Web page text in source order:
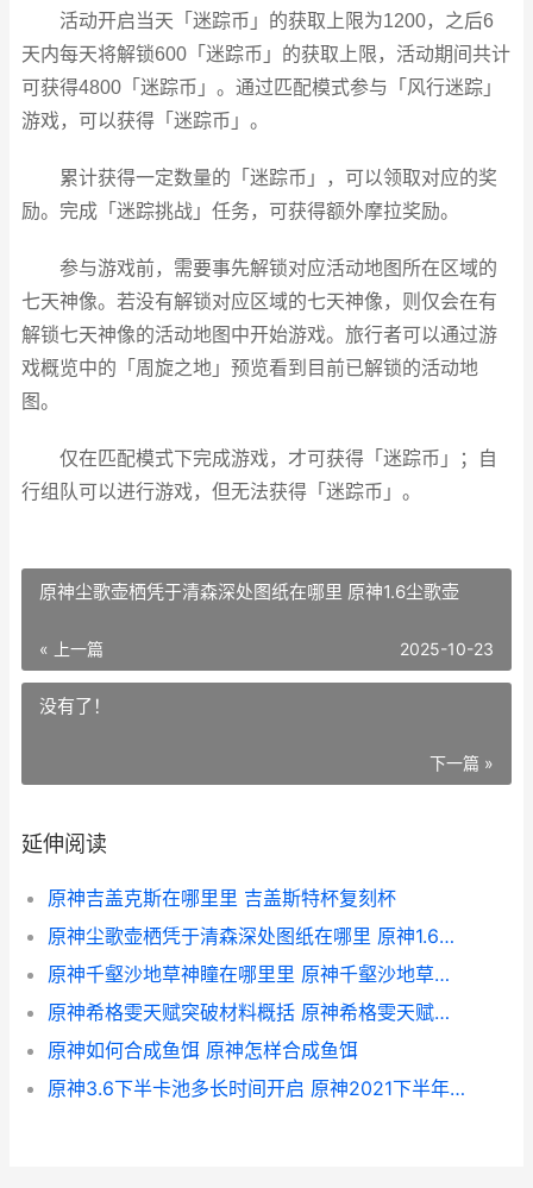
活动开启当天「迷踪币」的获取上限为1200，之后6
天内每天将解锁600「迷踪币」的获取上限，活动期间共计
可获得4800「迷踪币」。通过匹配模式参与「风行迷踪」
游戏，可以获得「迷踪币」。
累计获得一定数量的「迷踪币」，可以领取对应的奖
励。完成「迷踪挑战」任务，可获得额外摩拉奖励。
参与游戏前，需要事先解锁对应活动地图所在区域的
七天神像。若没有解锁对应区域的七天神像，则仅会在有
解锁七天神像的活动地图中开始游戏。旅行者可以通过游
戏概览中的「周旋之地」预览看到目前已解锁的活动地
图。
仅在匹配模式下完成游戏，才可获得「迷踪币」；自
行组队可以进行游戏，但无法获得「迷踪币」。
原神尘歌壶栖凭于清森深处图纸在哪里 原神1.6尘歌壶
« 上一篇 2025-10-23
没有了！
下一篇 »
延伸阅读
原神吉盖克斯在哪里里 吉盖斯特杯复刻杯
原神尘歌壶栖凭于清森深处图纸在哪里 原神1.6尘歌壶
原神千壑沙地草神瞳在哪里里 原神千壑沙地草元素方碑
原神希格雯天赋突破材料概括 原神希格雯天赋加点
原神如何合成鱼饵 原神怎样合成鱼饵
原神3.6下半卡池多长时间开启 原神2021下半年卡池